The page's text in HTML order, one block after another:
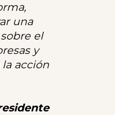
una
el
y
acción